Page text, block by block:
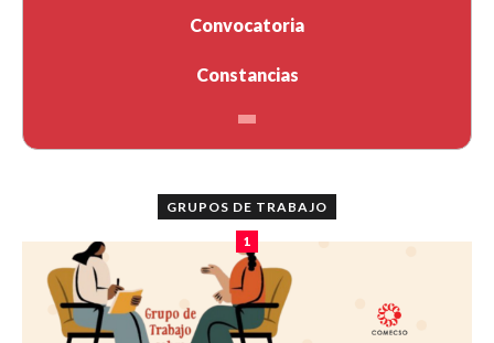
Convocatoria
Constancias
GRUPOS DE TRABAJO
1